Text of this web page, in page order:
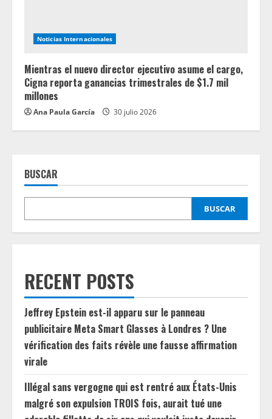
Noticias Internacionales
Mientras el nuevo director ejecutivo asume el cargo,
Cigna reporta ganancias trimestrales de $1.7 mil
millones
Ana Paula García 30 julio 2026
BUSCAR
BUSCAR
RECENT POSTS
Jeffrey Epstein est-il apparu sur le panneau
publicitaire Meta Smart Glasses à Londres ? Une
vérification des faits révèle une fausse affirmation
virale
Illégal sans vergogne qui est rentré aux États-Unis
malgré son expulsion TROIS fois, aurait tué une